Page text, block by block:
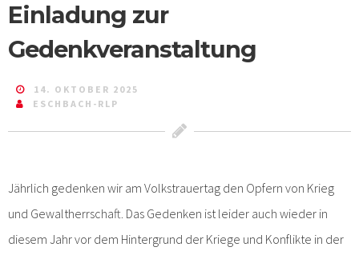
Einladung zur
Gedenkveranstaltung
14. OKTOBER 2025
ESCHBACH-RLP
Jährlich gedenken wir am Volkstrauertag den Opfern von Krieg
und Gewaltherrschaft. Das Gedenken ist leider auch wieder in
diesem Jahr vor dem Hintergrund der Kriege und Konflikte in der